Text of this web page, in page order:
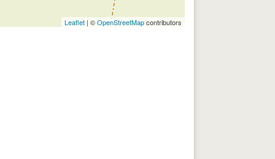
Leaflet | ©OpenStreetMapcontributors